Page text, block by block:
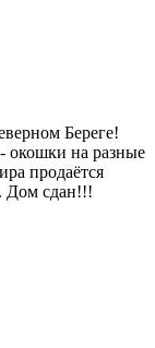
Береге!
окошки на разные
продаётся
Дом сдан!!!